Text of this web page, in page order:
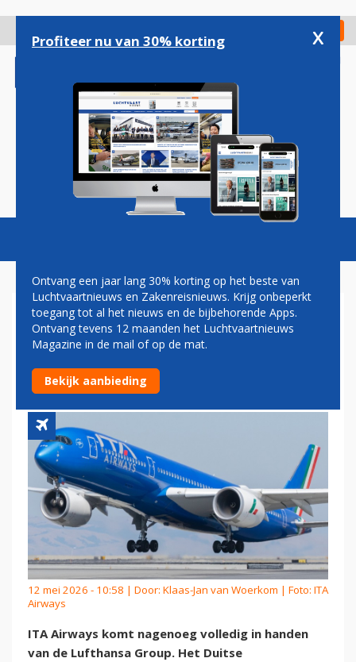
gaan
Check in
Magazine Podcasts Vacatures
LUFTHANSA GROUP NEEMT
ITA AIRWAYS DEFINITIEF
OVER
12 mei 2026 - 10:58 | Door: Klaas-Jan van Woerkom | Foto: ITA
Airways
ITA Airways komt nagenoeg volledig in handen
van de Lufthansa Group. Het Duitse
Profiteer nu van 30% korting x
Ontvang een jaar lang 30% korting op het beste van
Luchtvaartnieuws en Zakenreisnieuws. Krijg onbeperkt
toegang tot al het nieuws en de bijbehorende Apps.
Ontvang tevens 12 maanden het Luchtvaartnieuws
Magazine in de mail of op de mat.
Bekijk aanbieding